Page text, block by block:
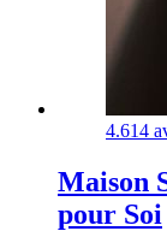
4.614
Maison
pour Soi